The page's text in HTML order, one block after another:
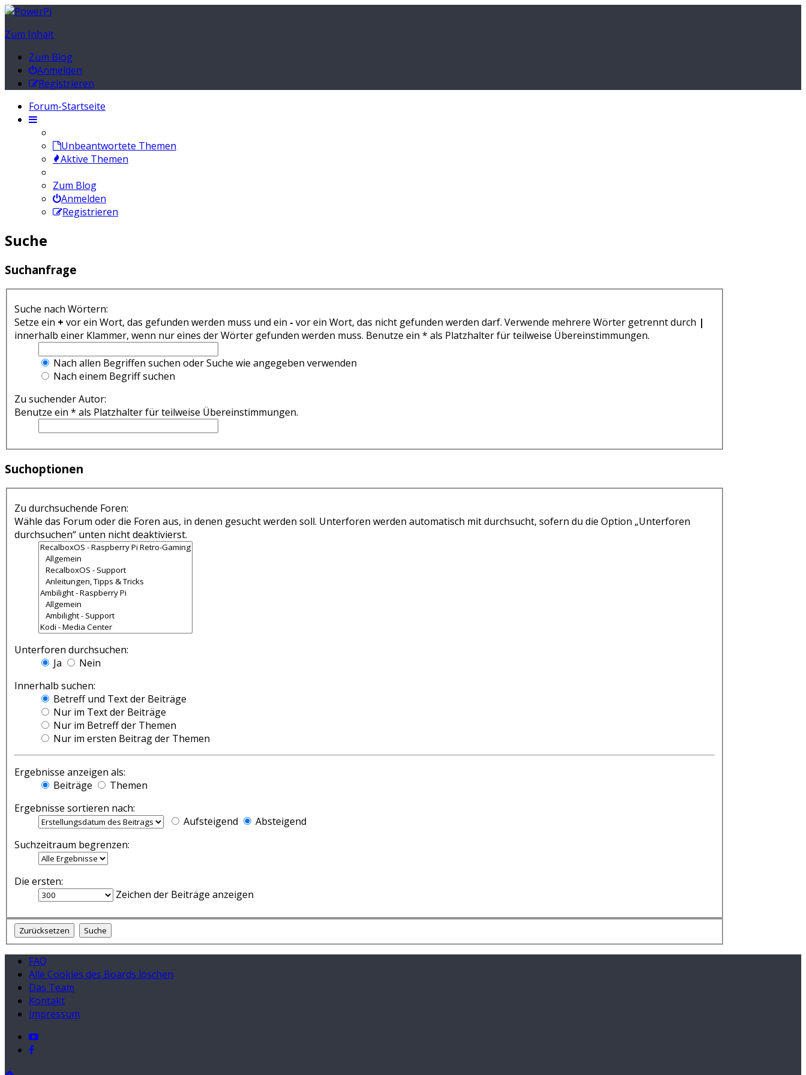
Zum Inhalt
Zum Blog
Anmelden
Registrieren
Forum-Startseite
Unbeantwortete Themen
Aktive Themen
Zum Blog
Anmelden
Registrieren
Suche
Suchanfrage
Suche nach Wörtern:
Setze ein + vor ein Wort, das gefunden werden muss und ein - vor ein Wort, das nicht gefunden werden darf. Verwende mehrere Wörter getrennt durch |
innerhalb einer Klammer, wenn nur eines der Wörter gefunden werden muss. Benutze ein * als Platzhalter für teilweise Übereinstimmungen.
Nach allen Begriffen suchen oder Suche wie angegeben verwenden
Nach einem Begriff suchen
Zu suchender Autor:
Benutze ein * als Platzhalter für teilweise Übereinstimmungen.
Suchoptionen
Zu durchsuchende Foren:
Wähle das Forum oder die Foren aus, in denen gesucht werden soll. Unterforen werden automatisch mit durchsucht, sofern du die Option „Unterforen
durchsuchen“ unten nicht deaktivierst.
Unterforen durchsuchen:
Ja
Nein
Innerhalb suchen:
Betreff und Text der Beiträge
Nur im Text der Beiträge
Nur im Betreff der Themen
Nur im ersten Beitrag der Themen
Ergebnisse anzeigen als:
Beiträge
Themen
Ergebnisse sortieren nach:
Aufsteigend
Absteigend
Suchzeitraum begrenzen:
Die ersten:
Zeichen der Beiträge anzeigen
FAQ
Alle Cookies des Boards löschen
Das Team
Kontakt
Impressum